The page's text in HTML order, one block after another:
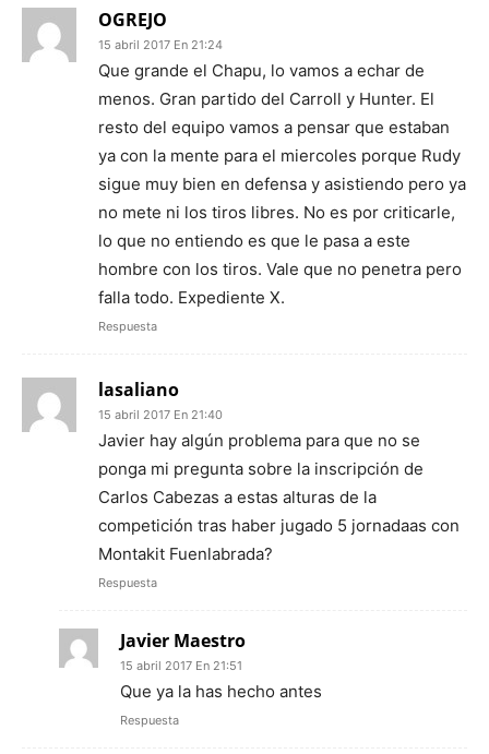
OGREJO
15 abril 2017 En 21:24
Que grande el Chapu, lo vamos a echar de
menos. Gran partido del Carroll y Hunter. El
resto del equipo vamos a pensar que estaban
ya con la mente para el miercoles porque Rudy
sigue muy bien en defensa y asistiendo pero ya
no mete ni los tiros libres. No es por criticarle,
lo que no entiendo es que le pasa a este
hombre con los tiros. Vale que no penetra pero
falla todo. Expediente X.
Respuesta
lasaliano
15 abril 2017 En 21:40
Javier hay algún problema para que no se
ponga mi pregunta sobre la inscripción de
Carlos Cabezas a estas alturas de la
competición tras haber jugado 5 jornadaas con
Montakit Fuenlabrada?
Respuesta
Javier Maestro
15 abril 2017 En 21:51
Que ya la has hecho antes
Respuesta